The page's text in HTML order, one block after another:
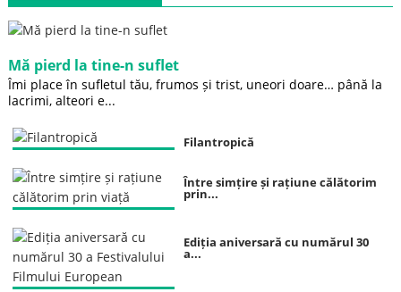
Mă pierd la tine-n suflet
Îmi place în sufletul tău, frumos și trist, uneori doare… până la
lacrimi, alteori e...
Filantropică
Între simțire și rațiune călătorim
prin...
Ediția aniversară cu numărul 30
a...